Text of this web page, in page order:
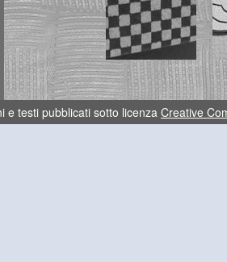
testi pubblicati sotto licenza Creative